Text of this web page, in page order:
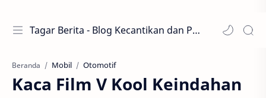
Tagar Berita - Blog Kecantikan dan Perawatan
Beranda Mobil Otomotif
Kaca Film V Kool Keindahan